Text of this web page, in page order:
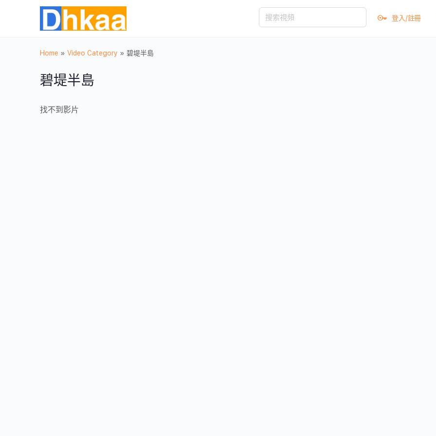
登入/註冊
Home » Video Category » 碧堤半島
碧堤半島
找不到影片